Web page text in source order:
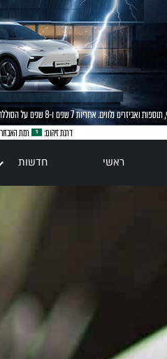
ראשי חדשות